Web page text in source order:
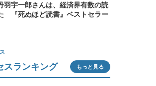
羽宇一郎さんは、経済界有数の読
『死ぬほど読書』ベストセラー
スランキング もっと見る